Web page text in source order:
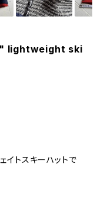
lightweight ski
トスキーハットで